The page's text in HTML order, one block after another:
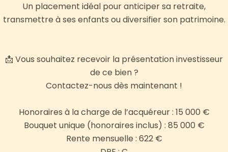
Un placement idéal pour anticiper sa retraite,
transmettre à ses enfants ou diversifier son patrimoine.
📩 Vous souhaitez recevoir la présentation investisseur
de ce bien ?
Contactez-nous dès maintenant !
Honoraires à la charge de l’acquéreur : 15 000 €
Bouquet unique (honoraires inclus) : 85 000 €
Rente mensuelle : 622 €